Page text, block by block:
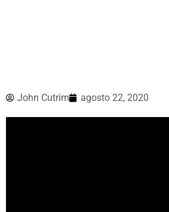
John Cutrim agosto 22, 2020